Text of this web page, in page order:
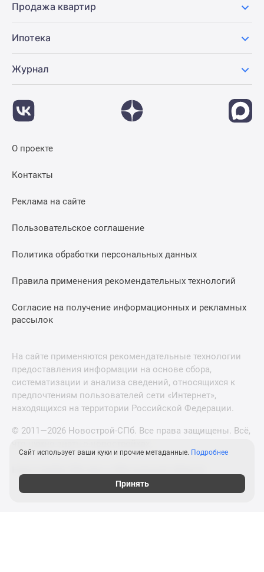
Продажа квартир
Ипотека
Журнал
О проекте
Контакты
Реклама на сайте
Пользовательское соглашение
Политика обработки персональных данных
Правила применения рекомендательных технологий
Согласие на получение информационных и рекламных
рассылок
На сайте применяются рекомендательные технологии
предоставления информации на основе сбора,
систематизации и анализа сведений, относящихся к
предпочтениям пользователей сети «Интернет»,
находящихся на территории Российской Федерации.
© 2011—2026 Новострой-СПб. Все права защищены. Всё,
Сайт использует ваши куки и прочие метаданные. Подробнее
Принять